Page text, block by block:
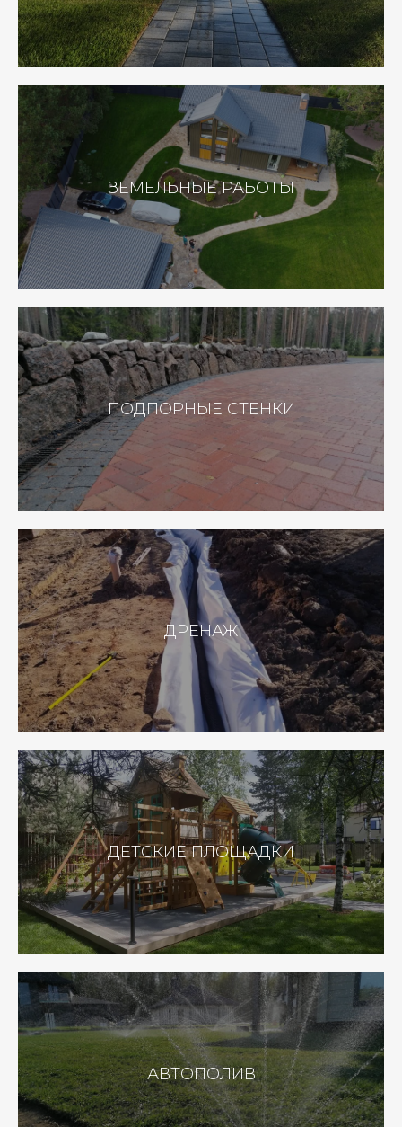
ЗЕМЕЛЬНЫЕ РАБОТЫ
ПОДПОРНЫЕ СТЕНКИ
ДРЕНАЖ
ДЕТСКИЕ ПЛОЩАДКИ
АВТОПОЛИВ